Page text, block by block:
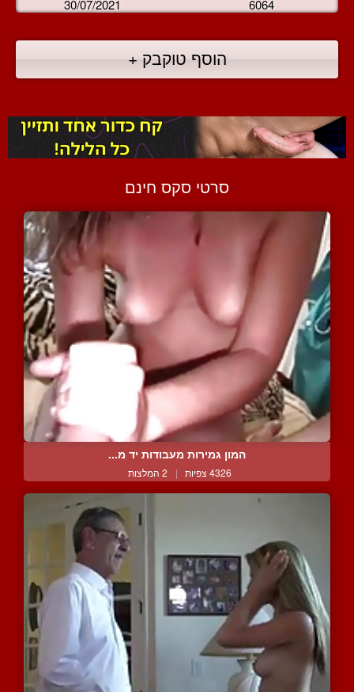
30/07/2021 6064
הוסף טוקבק +
סרטי סקס חינם
המון גמירות מעבודות יד מ...
4326 צפיות | 2 המלצות